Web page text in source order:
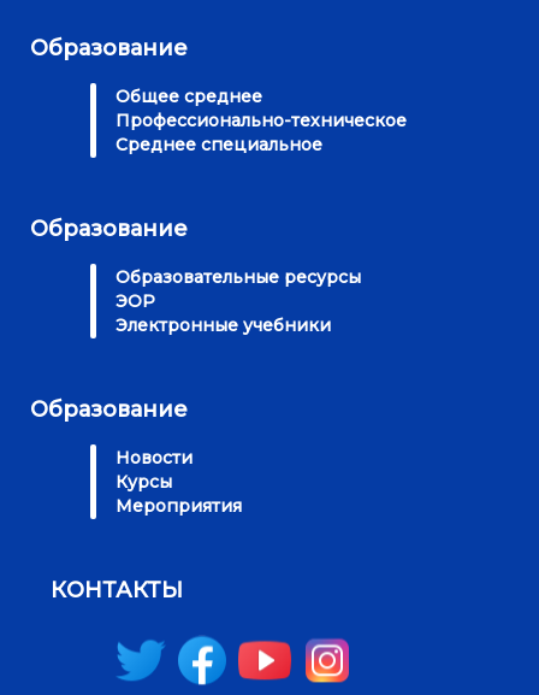
Образование
Общее среднее
Профессионально-техническое
Среднее специальное
Образование
Образовательные ресурсы
ЭОР
Электронные учебники
Образование
Новости
Курсы
Мероприятия
КОНТАКТЫ